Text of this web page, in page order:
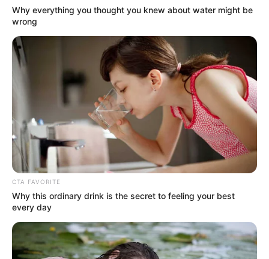
Το χρονικό της υπόθεσης
Σύμφωνα με την επίσημη ενημέρωση, όλα
συνέβησαν το βράδυ της περασμένης
Παρασκευής (09/05). Δύο γυναίκες
κατήγγειλαν τον 50χρονο, υποστηρίζοντας ότι
κινούνταν στη χερσαία ζώνη του λιμανιού και
Why everything you thought you knew about water might be
wrong
CTA FAVORITE
Why this ordinary drink is the secret to feeling your best
every day